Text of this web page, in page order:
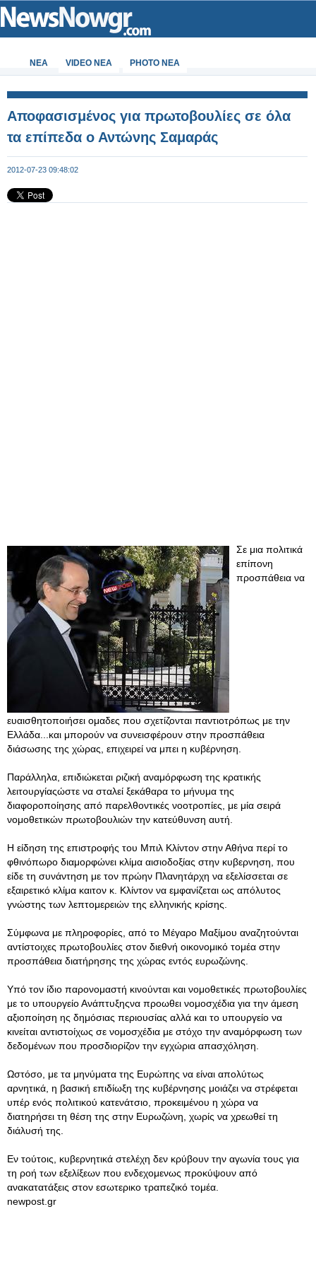
ΝΕΑ VIDEO NEA PHOTO NEA
Αποφασισμένος για πρωτοβουλίες σε όλα
τα επίπεδα ο Αντώνης Σαμαράς
2012-07-23 09:48:02
Σε μια πολιτικά
επίπονη
προσπάθεια να
ευαισθητοποιήσει ομαδες που σχετίζονται παντιοτρόπως με την
Ελλάδα...και μπορούν να συνεισφέρουν στην προσπάθεια
διάσωσης της χώρας, επιχειρεί να μπει η κυβέρνηση.
Παράλληλα, επιδιώκεται ριζική αναμόρφωση της κρατικής
λειτουργίαςώστε να σταλεί ξεκάθαρα το μήνυμα της
διαφοροποίησης από παρελθοντικές νοοτροπίες, με μία σειρά
νομοθετικών πρωτοβουλιών την κατεύθυνση αυτή.
Η είδηση της επιστροφής του Μπιλ Κλίντον στην Αθήνα περί το
φθινόπωρο διαμορφώνει κλίμα αισιοδοξίας στην κυβερνηση, που
είδε τη συνάντηση με τον πρώην Πλανητάρχη να εξελίσσεται σε
εξαιρετικό κλίμα καιτον κ. Κλίντον να εμφανίζεται ως απόλυτος
γνώστης των λεπτομερειών της ελληνικής κρίσης.
Σύμφωνα με πληροφορίες, από το Μέγαρο Μαξίμου αναζητούνται
αντίστοιχες πρωτοβουλίες στον διεθνή οικονομικό τομέα στην
προσπάθεια διατήρησης της χώρας εντός ευρωζώνης.
Υπό τον ίδιο παρονομαστή κινούνται και νομοθετικές πρωτοβουλίες
με το υπουργείο Ανάπτυξηςνα προωθει νομοσχέδια για την άμεση
αξιοποίηση ης δημόσιας περιουσίας αλλά και το υπουργείο να
κινείται αντιστοίχως σε νομοσχέδια με στόχο την αναμόρφωση των
δεδομένων που προσδιορίζον την εγχώρια απασχόληση.
Ωστόσο, με τα μηνύματα της Ευρώπης να είναι απολύτως
αρνητικά, η βασική επιδίωξη της κυβέρνησης μοιάζει να στρέφεται
υπέρ ενός πολιτικού κατενάτσιο, προκειμένου η χώρα να
διατηρήσει τη θέση της στην Ευρωζώνη, χωρίς να χρεωθεί τη
διάλυσή της.
Εν τούτοις, κυβερνητικά στελέχη δεν κρύβουν την αγωνία τους για
τη ροή των εξελίξεων που ενδεχομενως προκύψουν από
ανακατατάξεις στον εσωτερικο τραπεζικό τομέα.
newpost.gr